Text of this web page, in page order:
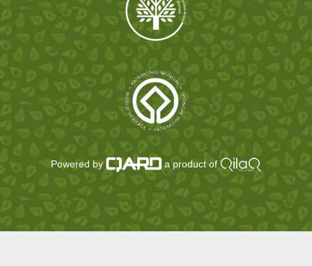
Powered by a product of